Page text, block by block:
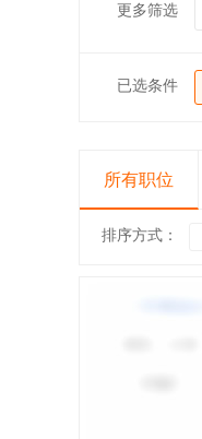
更多筛选
已选条件
所有职位
排序方式：